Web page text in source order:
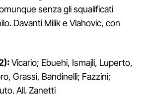
senza gli squalificati
Davanti Milik e Vlahovic, con
Vicario; Ebuehi, Ismajli, Luperto,
Grassi, Bandinelli; Fazzini;
All. Zanetti